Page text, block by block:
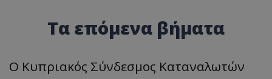
Τα επόμενα βήματα
Ο Κυπριακός Σύνδεσμος Καταναλωτών